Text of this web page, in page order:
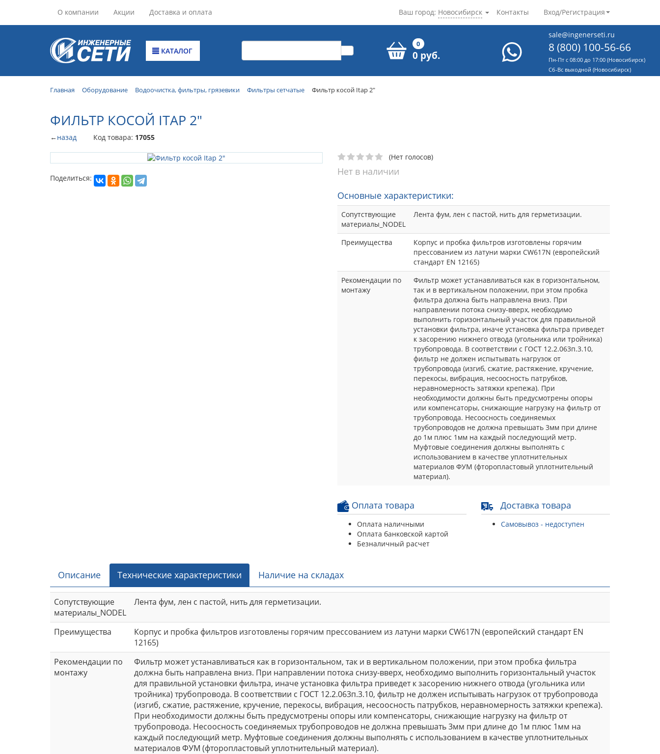
О компании Акции Доставка и оплата Контакты Вход/Регистрация
Ваш город: Новосибирск
КАТАЛОГ
0
0 руб.
sale@ingenerseti.ru
8 (800) 100-56-66
Пн-Пт с 08:00 до 17:00 (Новосибирск)
Cб-Вс выходной (Новосибирск)
Главная Оборудование Водоочистка, фильтры, грязевики Фильтры сетчатые Фильтр косой Itap 2"
ФИЛЬТР КОСОЙ ITAP 2"
←назад Код товара: 17055
Поделиться:
(Нет голосов)
Нет в наличии
Основные характеристики:
Сопутствующие
материалы_NODEL
Лента фум, лен с пастой, нить для герметизации.
Преимущества
Корпус и пробка фильтров изготовлены горячим
прессованием из латуни марки CW617N (европейский
стандарт EN 12165)
Рекомендации по
монтажу
Фильтр может устанавливаться как в горизонтальном,
так и в вертикальном положении, при этом пробка
фильтра должна быть направлена вниз. При
направлении потока снизу-вверх, необходимо
выполнить горизонтальный участок для правильной
установки фильтра, иначе установка фильтра приведет
к засорению нижнего отвода (угольника или тройника)
трубопровода. В соответствии с ГОСТ 12.2.063п.3.10,
фильтр не должен испытывать нагрузок от
трубопровода (изгиб, сжатие, растяжение, кручение,
перекосы, вибрация, несоосность патрубков,
неравномерность затяжки крепежа). При
необходимости должны быть предусмотрены опоры
или компенсаторы, снижающие нагрузку на фильтр от
трубопровода. Несоосность соединяемых
трубопроводов не должна превышать 3мм при длине
до 1м плюс 1мм на каждый последующий метр.
Муфтовые соединения должны выполнять с
использованием в качестве уплотнительных
материалов ФУМ (фторопластовый уплотнительный
материал).
Оплата товара
Оплата наличными
Оплата банковской картой
Безналичный расчет
Доставка товара
Самовывоз - недоступен
Описание Технические характеристики Наличие на складах
Сопутствующие
материалы_NODEL
Лента фум, лен с пастой, нить для герметизации.
Преимущества
Корпус и пробка фильтров изготовлены горячим прессованием из латуни марки CW617N (европейский стандарт EN
12165)
Рекомендации по
монтажу
Фильтр может устанавливаться как в горизонтальном, так и в вертикальном положении, при этом пробка фильтра
должна быть направлена вниз. При направлении потока снизу-вверх, необходимо выполнить горизонтальный участок
для правильной установки фильтра, иначе установка фильтра приведет к засорению нижнего отвода (угольника или
тройника) трубопровода. В соответствии с ГОСТ 12.2.063п.3.10, фильтр не должен испытывать нагрузок от трубопровода
(изгиб, сжатие, растяжение, кручение, перекосы, вибрация, несоосность патрубков, неравномерность затяжки крепежа).
При необходимости должны быть предусмотрены опоры или компенсаторы, снижающие нагрузку на фильтр от
трубопровода. Несоосность соединяемых трубопроводов не должна превышать 3мм при длине до 1м плюс 1мм на
каждый последующий метр. Муфтовые соединения должны выполнять с использованием в качестве уплотнительных
материалов ФУМ (фторопластовый уплотнительный материал).